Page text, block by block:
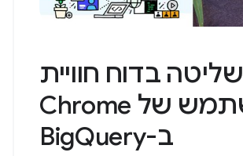
שליטה בדוח חוויית
המשתמש של Chrome
ב-BigQuery